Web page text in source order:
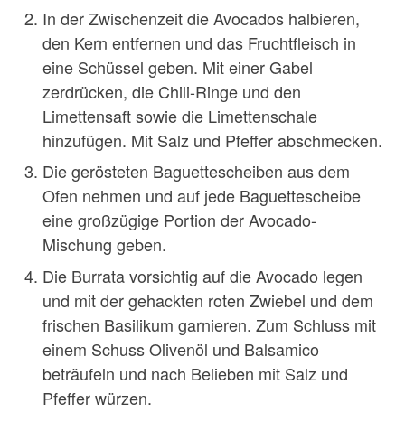
In der Zwischenzeit die Avocados halbieren,
den Kern entfernen und das Fruchtfleisch in
eine Schüssel geben. Mit einer Gabel
zerdrücken, die Chili-Ringe und den
Limettensaft sowie die Limettenschale
hinzufügen. Mit Salz und Pfeffer abschmecken.
Die gerösteten Baguettescheiben aus dem
Ofen nehmen und auf jede Baguettescheibe
eine großzügige Portion der Avocado-
Mischung geben.
Die Burrata vorsichtig auf die Avocado legen
und mit der gehackten roten Zwiebel und dem
frischen Basilikum garnieren. Zum Schluss mit
einem Schuss Olivenöl und Balsamico
beträufeln und nach Belieben mit Salz und
Pfeffer würzen.